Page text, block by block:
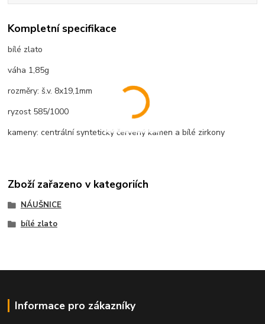
Kompletní specifikace
bílé zlato
váha 1,85g
rozměry: š.v. 8x19,1mm
ryzost 585/1000
kameny: centrální syntetický červený kamen a bílé zirkony
Zboží zařazeno v kategoriích
NÁUŠNICE
bílé zlato
Informace pro zákazníky